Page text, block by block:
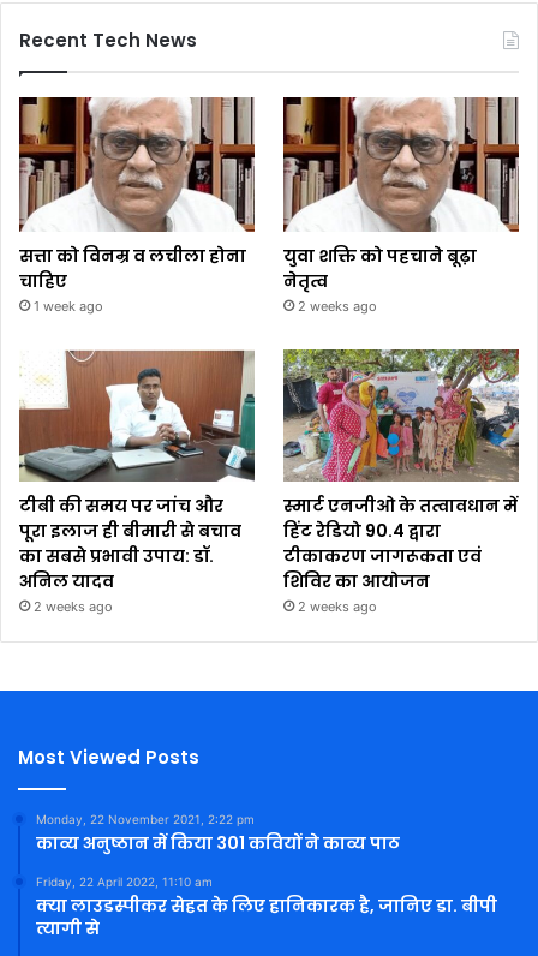
Recent Tech News
सत्ता को विनम्र व लचीला होना
चाहिए
1 week ago
युवा शक्ति को पहचाने बूढ़ा
नेतृत्व
2 weeks ago
टीबी की समय पर जांच और
पूरा इलाज ही बीमारी से बचाव
का सबसे प्रभावी उपाय: डॉ.
अनिल यादव
2 weeks ago
स्मार्ट एनजीओ के तत्वावधान में
हिंट रेडियो 90.4 द्वारा
टीकाकरण जागरूकता एवं
शिविर का आयोजन
2 weeks ago
Most Viewed Posts
Monday, 22 November 2021, 2:22 pm
काव्य अनुष्ठान में किया 301 कवियों ने काव्य पाठ
Friday, 22 April 2022, 11:10 am
क्या लाउडस्पीकर सेहत के लिए हानिकारक है, जानिए डा. बीपी
त्यागी से